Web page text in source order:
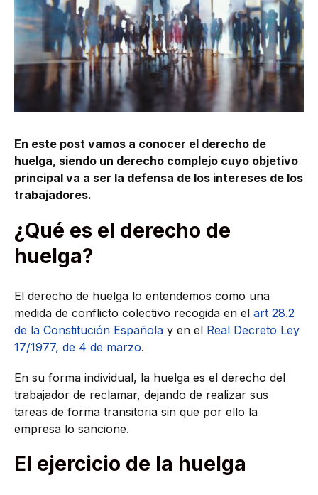
En este post vamos a conocer el derecho de
huelga, siendo un derecho complejo cuyo objetivo
principal va a ser la defensa de los intereses de los
trabajadores.
¿Qué es el derecho de
huelga?
El derecho de huelga lo entendemos como una
medida de conflicto colectivo recogida en el art 28.2
de la Constitución Española y en el Real Decreto Ley
17/1977, de 4 de marzo.
En su forma individual, la huelga es el derecho del
trabajador de reclamar, dejando de realizar sus
tareas de forma transitoria sin que por ello la
empresa lo sancione.
El ejercicio de la huelga